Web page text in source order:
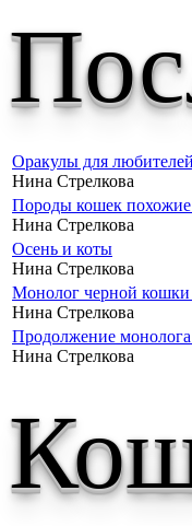
Оракулы для
Нина Стрелкова
Породы кошек похожие
Нина Стрелкова
Осень и коты
Нина Стрелкова
Монолог черной кошки
Нина Стрелкова
Продолжение
Нина Стрелкова